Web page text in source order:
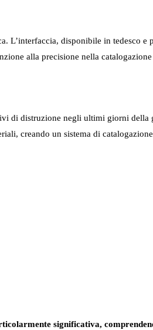
disponibile in tedesco e
alla precisione nella
di distruzione negli ultimi giorni
creando un sistema di
significativa,